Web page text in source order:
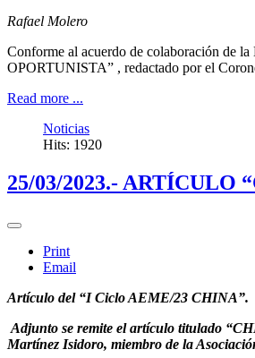
Rafael Molero
Conforme al acuerdo de colaboración de
OPORTUNISTA” , redactado por el
Read more ...
Noticias
Hits: 1920
25/03/2023.- ARTÍCULO
Print
Email
Artículo del “I Ciclo AEME/23 CHINA”.
Adjunto se remite el artículo titulado
Martínez Isidoro, miembro de la